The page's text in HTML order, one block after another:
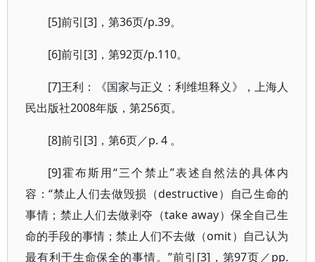
[5]前引[3]，第36页/p.39。
[6]前引[3]，第92页/p.110。
[7]王利：《国家与正义：利维坦释义》，上海人
民出版社2008年版，第256页。
[8]前引[3]，第6页／p. 4 。
[9]霍布斯用“三个禁止”表述自然法的具体内
容：“禁止人们去做毁损（destructive）自己生命的
事情；禁止人们去做剥夺（take away）保全自己生
命的手段的事情；禁止人们不去做（omit）自己认为
最有利于生命保全的事情。”前引[3]，第97页／pp.